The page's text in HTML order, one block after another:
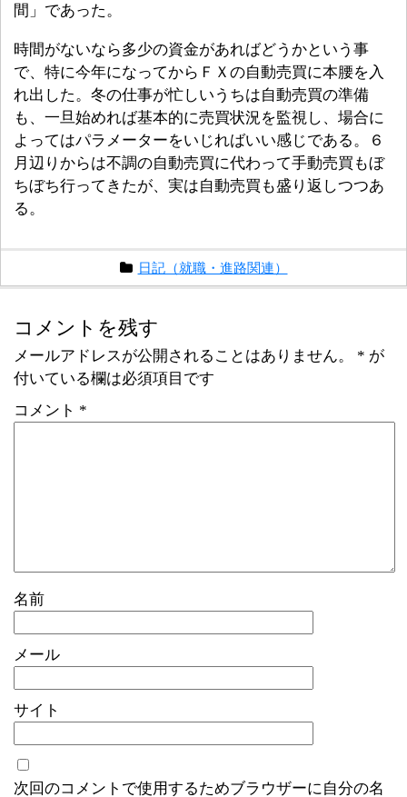
間」であった。
時間がないなら多少の資金があればどうかという事
で、特に今年になってからＦＸの自動売買に本腰を入
れ出した。冬の仕事が忙しいうちは自動売買の準備
も、一旦始めれば基本的に売買状況を監視し、場合に
よってはパラメーターをいじればいい感じである。６
月辺りからは不調の自動売買に代わって手動売買もぼ
ちぼち行ってきたが、実は自動売買も盛り返しつつあ
る。
日記（就職・進路関連）
コメントを残す
メールアドレスが公開されることはありません。 * が
付いている欄は必須項目です
コメント *
名前
メール
サイト
次回のコメントで使用するためブラウザーに自分の名